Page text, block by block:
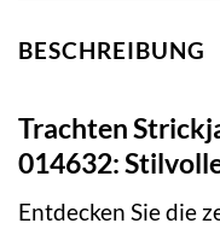
BESCHREIBUNG
Trachten
014632:
Entdecken Sie die